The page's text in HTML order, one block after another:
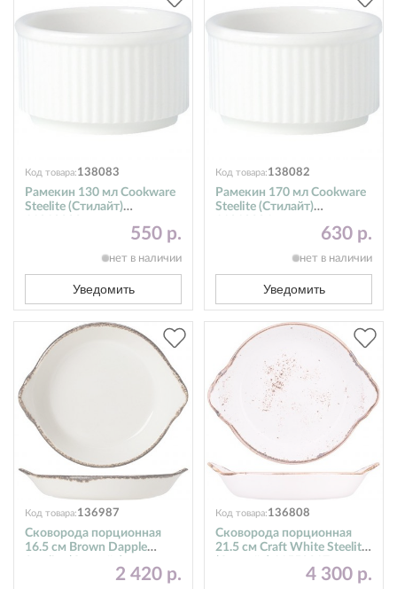
Код товара:138083
Рамекин 130 мл Cookware
Steelite (Стилайт)
550 р.
нет в наличии
Уведомить
Код товара:138082
Рамекин 170 мл Cookware
Steelite (Стилайт)
630 р.
нет в наличии
Уведомить
Код товара:136987
Сковорода порционная
16.5 см Brown Dapple
2 420 р.
Код товара:136808
Сковорода порционная
21.5 см Craft White Steelite
4 300 р.